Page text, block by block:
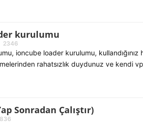
kurulumu
2346
ioncube loader kurulumu, kullandığınız
rahatsızlık duydunuz ve kendi
Sonradan Çalıştır)